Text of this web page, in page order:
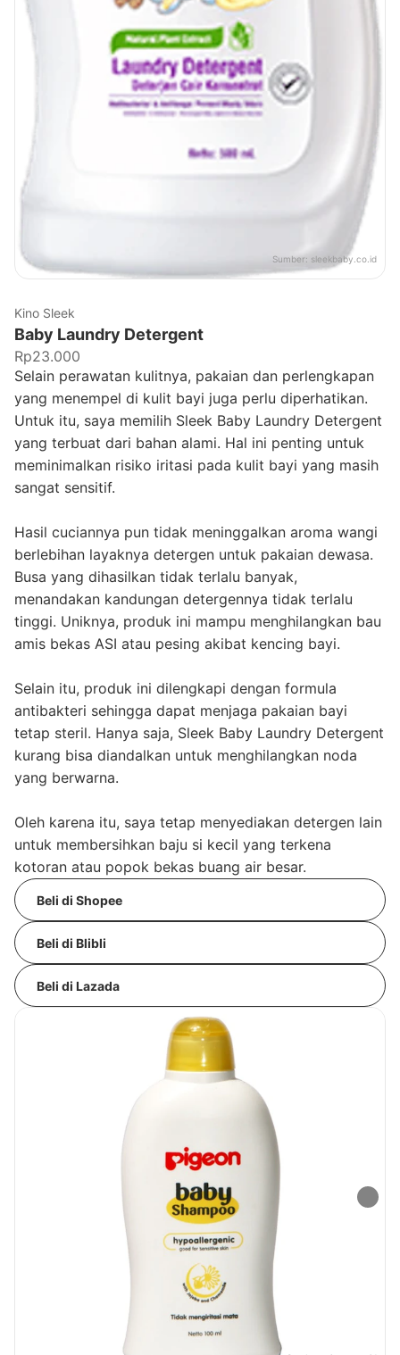
Sumber: sleekbaby.co.id
Kino Sleek
Baby Laundry Detergent
Rp23.000
Selain perawatan kulitnya, pakaian dan perlengkapan
yang menempel di kulit bayi juga perlu diperhatikan.
Untuk itu, saya memilih Sleek Baby Laundry Detergent
yang terbuat dari bahan alami. Hal ini penting untuk
meminimalkan risiko iritasi pada kulit bayi yang masih
sangat sensitif.
Hasil cuciannya pun tidak meninggalkan aroma wangi
berlebihan layaknya detergen untuk pakaian dewasa.
Busa yang dihasilkan tidak terlalu banyak,
menandakan kandungan detergennya tidak terlalu
tinggi. Uniknya, produk ini mampu menghilangkan bau
amis bekas ASI atau pesing akibat kencing bayi.
Selain itu, produk ini dilengkapi dengan formula
antibakteri sehingga dapat menjaga pakaian bayi
tetap steril. Hanya saja, Sleek Baby Laundry Detergent
kurang bisa diandalkan untuk menghilangkan noda
yang berwarna.
Oleh karena itu, saya tetap menyediakan detergen lain
untuk membersihkan baju si kecil yang terkena
kotoran atau popok bekas buang air besar.
Beli di Shopee
Beli di Blibli
Beli di Lazada